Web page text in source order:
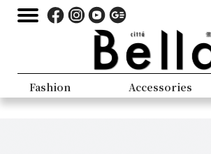
Fashion Accessories